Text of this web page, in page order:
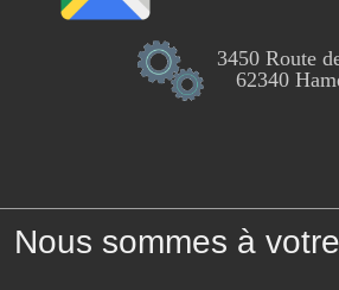
3450 Route
62340
Nous sommes à